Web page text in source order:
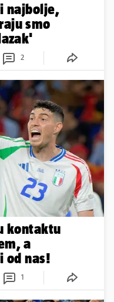
najbolje,
smo
2
kontaktu
a
od nas!
1